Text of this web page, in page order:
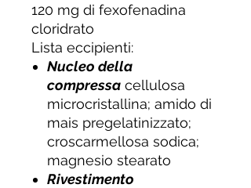
120 mg di fexofenadina
cloridrato
Lista eccipienti:
Nucleo della
compressa cellulosa
microcristallina; amido di
mais pregelatinizzato;
croscarmellosa sodica;
magnesio stearato
Rivestimento